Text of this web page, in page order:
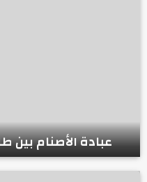
عبادة الأصنام بين